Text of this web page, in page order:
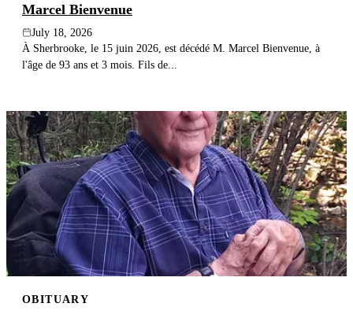
Marcel Bienvenue
July 18, 2026
À Sherbrooke, le 15 juin 2026, est décédé M. Marcel Bienvenue, à
l'âge de 93 ans et 3 mois. Fils de...
OBITUARY